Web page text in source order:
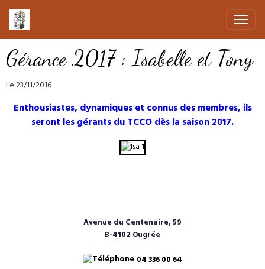
Gérance 2017 : Isabelle et Tony
Le 23/11/2016
Enthousiastes, dynamiques et connus des membres, ils
seront les gérants du TCCO dès la saison 2017.
Avenue du Centenaire, 59
B-4102 Ougrée
04 336 00 64